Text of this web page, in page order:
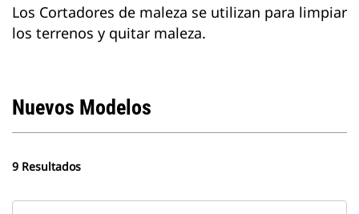
Los Cortadores de maleza se utilizan para limpiar
los terrenos y quitar maleza.
Nuevos Modelos
9 Resultados